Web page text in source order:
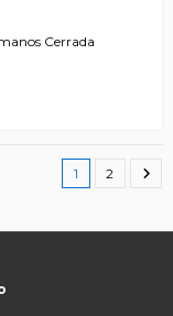
Cerrada
1 2